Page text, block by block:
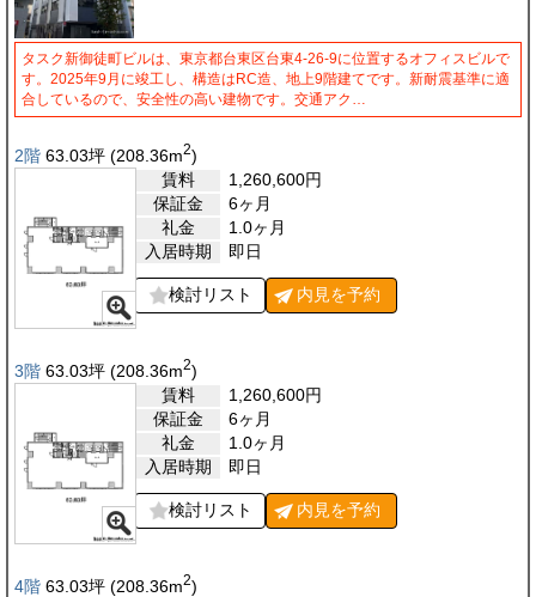
タスク新御徒町ビルは、東京都台東区台東4-26-9に位置するオフィスビルで
す。2025年9月に竣工し、構造はRC造、地上9階建てです。新耐震基準に適
合しているので、安全性の高い建物です。交通アク…
2階 63.03坪 (208.36m2)
賃料
1,260,600円
保証金
6ヶ月
礼金
1.0ヶ月
入居時期
即日
検討リスト 内見を予約
3階 63.03坪 (208.36m2)
賃料
1,260,600円
保証金
6ヶ月
礼金
1.0ヶ月
入居時期
即日
検討リスト 内見を予約
4階 63.03坪 (208.36m2)